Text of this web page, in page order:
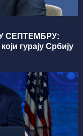
СЕПТЕМБРУ:
гурају Србију